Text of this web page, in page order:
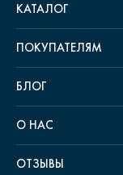
КАТАЛОГ
ПОКУПАТЕЛЯМ
БЛОГ
О НАС
ОТЗЫВЫ